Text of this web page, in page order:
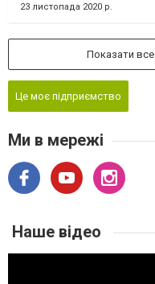
23 листопада 2020 р.
Показати все
Це моє підприємство
Ми в мережі
Наше відео